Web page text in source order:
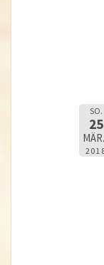
SO.
25